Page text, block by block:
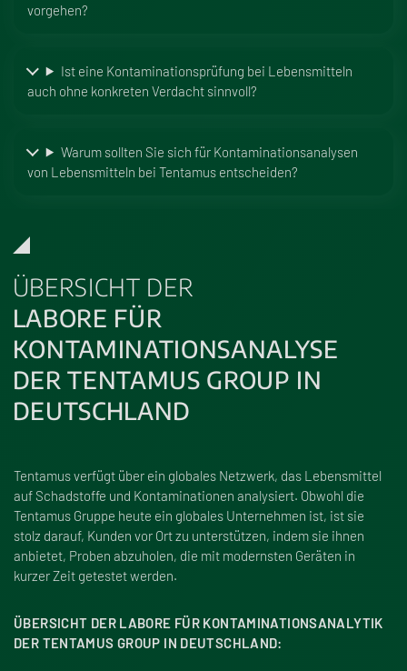
vorgehen?
Ist eine Kontaminationsprüfung bei Lebensmitteln
auch ohne konkreten Verdacht sinnvoll?
Warum sollten Sie sich für Kontaminationsanalysen
von Lebensmitteln bei Tentamus entscheiden?
ÜBERSICHT DER
LABORE FÜR
KONTAMINATIONS­ANALYSE
DER TENTAMUS GROUP IN
DEUTSCHLAND
Tentamus verfügt über ein globales Netzwerk, das Lebensmittel
auf Schadstoffe und Kontaminationen analysiert. Obwohl die
Tentamus Gruppe heute ein globales Unternehmen ist, ist sie
stolz darauf, Kunden vor Ort zu unterstützen, indem sie ihnen
anbietet, Proben abzuholen, die mit modernsten Geräten in
kurzer Zeit getestet werden.
ÜBERSICHT DER LABORE FÜR KONTAMINATIONSANALYTIK
DER TENTAMUS GROUP IN DEUTSCHLAND: